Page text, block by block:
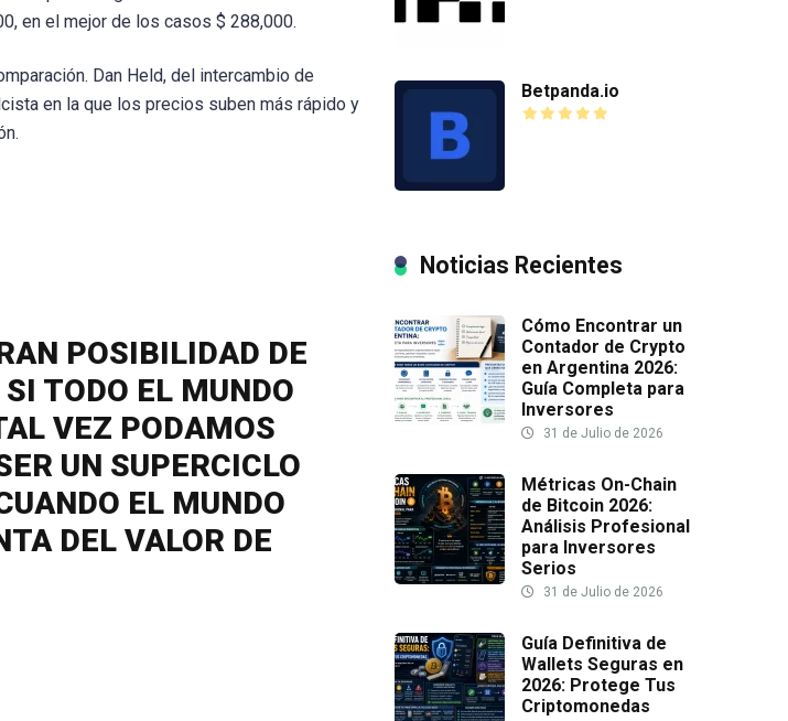
en el mejor de los casos $ 288,000.
Dan Held, del intercambio de
en la que los precios suben más rápido y
POSIBILIDAD DE
TODO EL MUNDO
VEZ PODAMOS
UN SUPERCICLO
EL MUNDO
DEL VALOR DE
Betpanda.io
Noticias Recientes
Cómo Encontrar un
Contador de Crypto
en Argentina 2026:
Guía Completa para
Inversores
31 de Julio de 2026
Métricas On-Chain
de Bitcoin 2026:
Análisis Profesional
para Inversores
Serios
31 de Julio de 2026
Guía Definitiva de
Wallets Seguras en
2026: Protege Tus
Criptomonedas